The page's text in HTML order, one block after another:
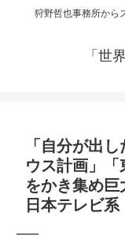
狩野哲也事務所から
「世
「自分が出
ウス計画」
をかき集め巨
日本テレビ系